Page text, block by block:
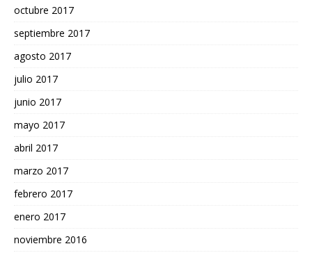
octubre 2017
septiembre 2017
agosto 2017
julio 2017
junio 2017
mayo 2017
abril 2017
marzo 2017
febrero 2017
enero 2017
noviembre 2016